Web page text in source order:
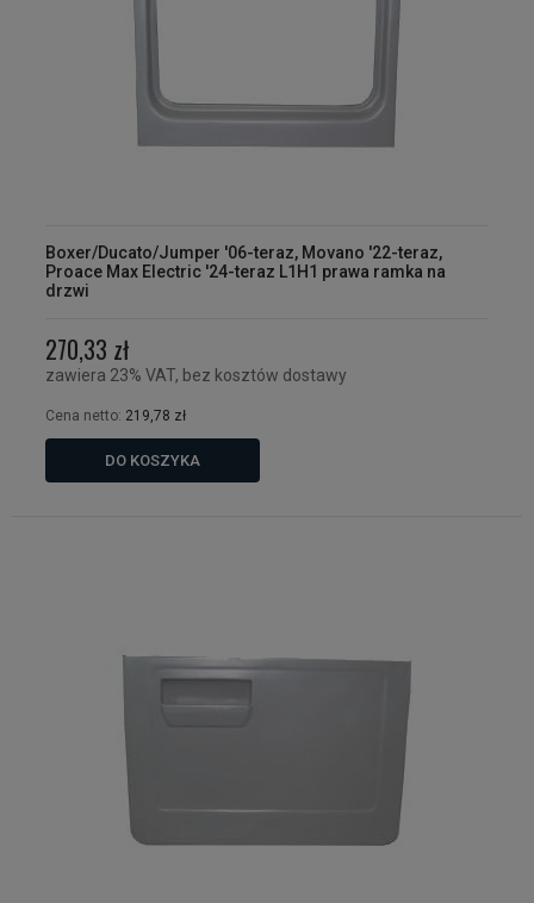
Boxer/Ducato/Jumper '06-teraz, Movano '22-teraz,
Proace Max Electric '24-teraz L1H1 prawa ramka na
drzwi
270,33 zł
zawiera 23% VAT, bez kosztów dostawy
Cena netto: 219,78 zł
DO KOSZYKA